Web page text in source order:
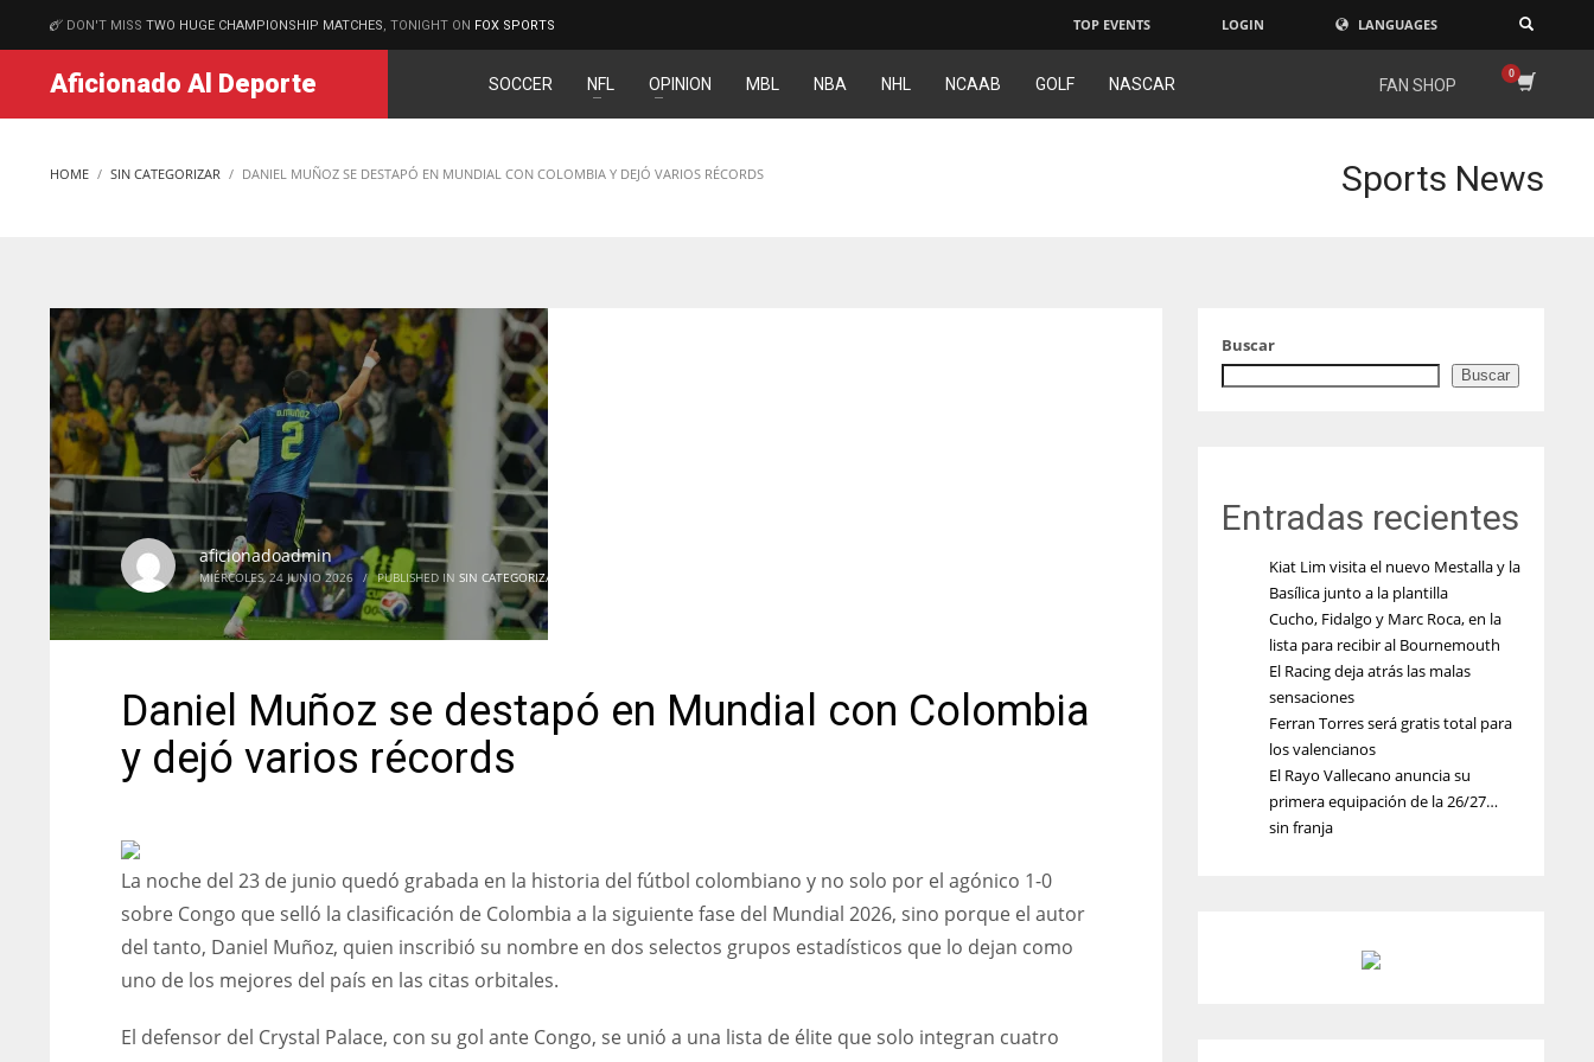
MATCHES
DON'T MISS TWO HUGE CHAMPIONSHIP MATCHES , TONIGHT ON FOX SPORTS TOP EVENTS LOGIN LANGUAGES
Aficionado Al Deporte SOCCER NFL OPINION MBL NBA NHL NCAAB GOLF NASCAR FAN SHOP
HOME SIN CATEGORIZAR DANIEL MUÑOZ SE DESTAPÓ EN MUNDIAL CON COLOMBIA Y DEJÓ VARIOS RÉCORDS Sports News
aficionadoadmin
MIÉRCOLES, 24 JUNIO 2026 / PUBLISHED IN SIN CATEGORIZAR
Daniel Muñoz se destapó en Mundial con Colombia
y dejó varios récords
La noche del 23 de junio quedó grabada en la historia del fútbol colombiano y no solo por el agónico 1-0
sobre Congo que selló la clasificación de Colombia a la siguiente fase del Mundial 2026, sino porque el autor
del tanto, Daniel Muñoz, quien inscribió su nombre en dos selectos grupos estadísticos que lo dejan como
uno de los mejores del país en las citas orbitales.
El defensor del Crystal Palace, con su gol ante Congo, se unió a una lista de élite que solo integran cuatro
Buscar
Buscar
Entradas recientes
Kiat Lim visita el nuevo Mestalla y la
Basílica junto a la plantilla
Cucho, Fidalgo y Marc Roca, en la
lista para recibir al Bournemouth
El Racing deja atrás las malas
sensaciones
Ferran Torres será gratis total para
los valencianos
El Rayo Vallecano anuncia su
primera equipación de la 26/27…
sin franja